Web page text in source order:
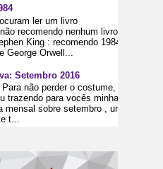
ler um livro
recomendo nenhum livro
King : recomendo 1984.
George Orwell...
Setembro 2016
não perder o costume,
trazendo para vocês minha
mensal sobre setembro , um
t...